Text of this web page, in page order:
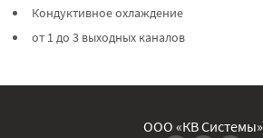
Кондуктивное охлаждение
от 1 до 3 выходных каналов
ООО «КВ Системы»